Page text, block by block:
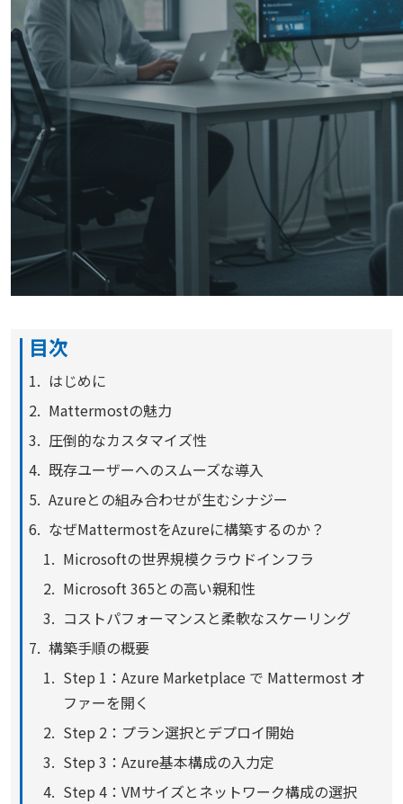
目次
はじめに
Mattermostの魅力
圧倒的なカスタマイズ性
既存ユーザーへのスムーズな導入
Azureとの組み合わせが生むシナジー
なぜMattermostをAzureに構築するのか？
Microsoftの世界規模クラウドインフラ
Microsoft 365との高い親和性
コストパフォーマンスと柔軟なスケーリング
構築手順の概要
Step 1：Azure Marketplace で Mattermost オ
ファーを開く
Step 2：プラン選択とデプロイ開始
Step 3：Azure基本構成の入力定
Step 4：VMサイズとネットワーク構成の選択